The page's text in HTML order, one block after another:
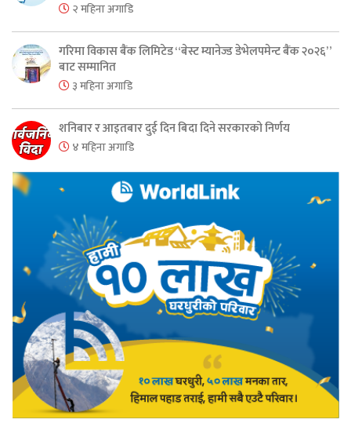
२ महिना अगाडि
गरिमा विकास बैंक लिमिटेड “बेस्ट म्यानेज्ड डेभेलपमेन्ट बैंक २०२६”
बाट सम्मानित
३ महिना अगाडि
शनिबार र आइतबार दुई दिन बिदा दिने सरकारको निर्णय
४ महिना अगाडि